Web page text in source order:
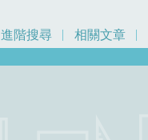
進階搜尋 相關文章